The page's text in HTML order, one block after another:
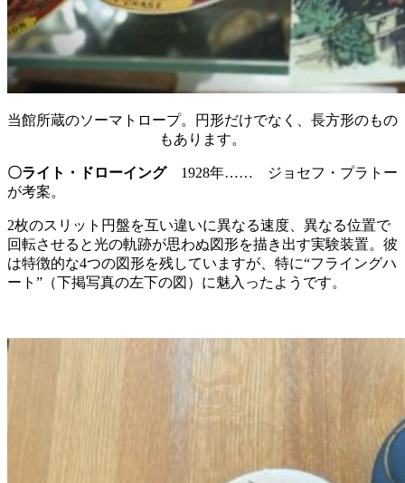
当館所蔵のソーマトロープ。円形だけでなく、長方形のもの
もあります。
〇ライト・ドローイング1928年…… ジョセフ・プラトー
が考案。
2枚のスリット円盤を互い違いに異なる速度、異なる位置で
回転させると光の軌跡が思わぬ図形を描き出す実験装置。彼
は特徴的な4つの図形を残していますが、特に“フライングハ
ート”（下掲写真の左下の図）に魅入ったようです。